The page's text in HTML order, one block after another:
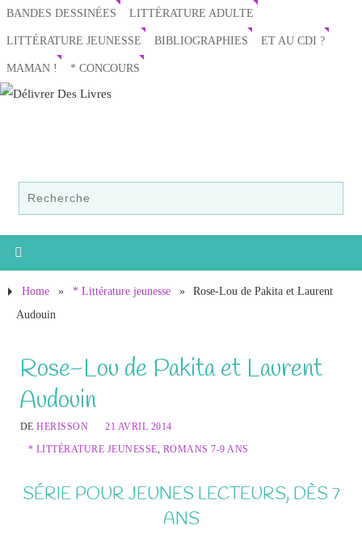
BANDES DESSINÉES LITTÉRATURE ADULTE
LITTÉRATURE JEUNESSE BIBLIOGRAPHIES ET AU CDI ?
MAMAN ! * CONCOURS
Home » * Littérature jeunesse »
Rose-Lou de Pakita et Laurent
Audouin
Rose-Lou de Pakita et Laurent
Audouin
DEHERISSON
21 AVRIL 2014
* LITTÉRATURE JEUNESSE, ROMANS 7-9 ANS
SÉRIE POUR JEUNES LECTEURS, DÈS 7
ANS